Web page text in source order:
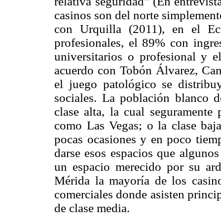
casinos son del norte
con Urquilla (2011), en el
profesionales, el 89% con
universitarios o profesional y
acuerdo con Tobón Álvarez,
el juego patológico se
sociales. La población blanco
clase alta, la cual
como Las Vegas; o la clase
pocas ocasiones y en poco
darse esos espacios que
un espacio merecido por su
Mérida la mayoría de los
comerciales donde asisten
de clase media.